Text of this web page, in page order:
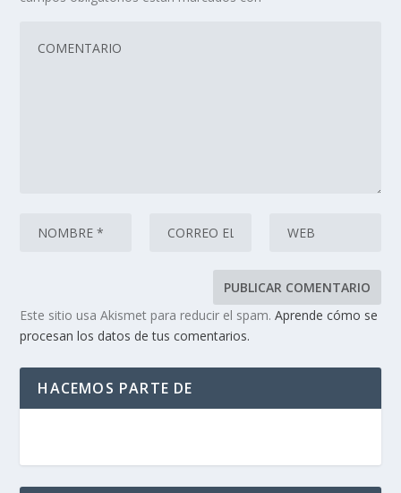
Este sitio usa Akismet para reducir el spam.Aprende cómo se
procesan los datos de tus comentarios.
HACEMOS PARTE DE